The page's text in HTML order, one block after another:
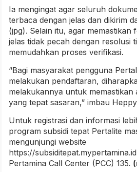
Ia mengingat agar seluruh
terbaca dengan jelas dan dikirim
(jpg). Selain itu, agar memastikan
jelas tidak pecah dengan resolusi
memudahkan proses verifikasi.
“Bagi masyarakat pengguna
melakukan pendaftaran,
melakukannya untuk memastikan
yang tepat sasaran,” imbau
Untuk registrasi dan informasi
program subsidi tepat Pertalite
mengunjungi website
https://
Pertamina Call Center (PCC) 135.